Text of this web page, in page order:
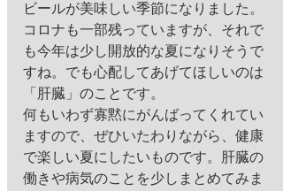
ビールが美味しい季節になりました。
コロナも一部残っていますが、それで
も今年は少し開放的な夏になりそうで
すね。でも心配してあげてほしいのは
「肝臓」のことです。
何もいわず寡黙にがんばってくれてい
ますので、ぜひいたわりながら、健康
で楽しい夏にしたいものです。肝臓の
働きや病気のことを少しまとめてみま